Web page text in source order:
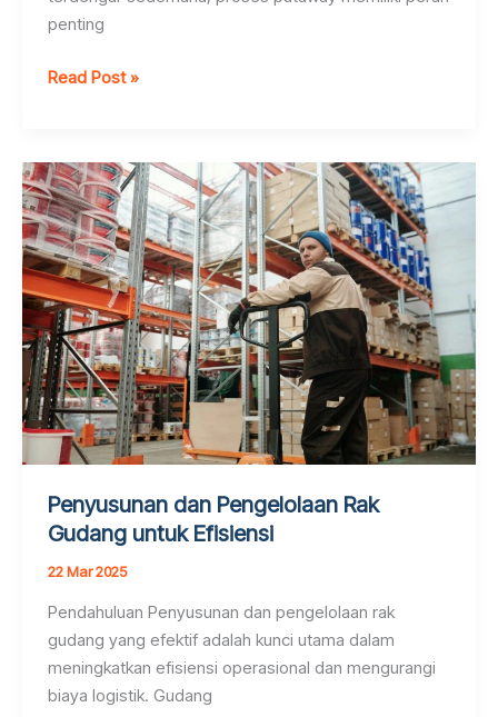
penting
Apa
Read Post »
Penyusunan dan Pengelolaan Rak
Gudang untuk Efisiensi
22 Mar 2025
Pendahuluan Penyusunan dan pengelolaan rak
gudang yang efektif adalah kunci utama dalam
meningkatkan efisiensi operasional dan mengurangi
biaya logistik. Gudang